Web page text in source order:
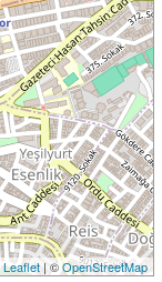
Leaflet| ©OpenStreetMap